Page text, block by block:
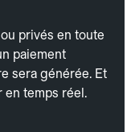
privés en toute
paiement
sera générée. Et
en temps réel.